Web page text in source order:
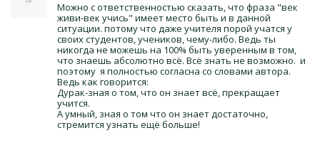
Можно с ответственностью сказать, что фраза "век
живи-век учись" имеет место быть и в данной
ситуации. потому что даже учителя порой учатся у
своих студентов, учеников, чему-либо. Ведь ты
никогда не можешь на 100% быть уверенным в том,
что знаешь абсолютно всё. Всё знать не возможно. и
поэтому я полностью согласна со словами автора.
Ведь как говорится:
Дурак-зная о том, что он знает всё, прекращает
учится.
А умный, зная о том что он знает достаточно,
стремится узнать ещё больше!